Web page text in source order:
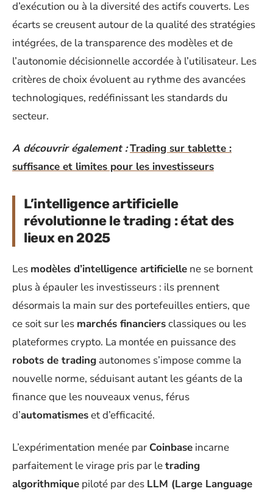
d’exécution ou à la diversité des actifs couverts. Les
écarts se creusent autour de la qualité des stratégies
intégrées, de la transparence des modèles et de
l’autonomie décisionnelle accordée à l’utilisateur. Les
critères de choix évoluent au rythme des avancées
technologiques, redéfinissant les standards du
secteur.
A découvrir également :Trading sur tablette :
suffisance et limites pour les investisseurs
L’intelligence artificielle
révolutionne le trading : état des
lieux en 2025
Les modèles d’intelligence artificielle ne se bornent
plus à épauler les investisseurs : ils prennent
désormais la main sur des portefeuilles entiers, que
ce soit sur les marchés financiersclassiques ou les
plateformes crypto. La montée en puissance des
robots de trading autonomes s’impose comme la
nouvelle norme, séduisant autant les géants de la
finance que les nouveaux venus, férus
d’automatismeset d’efficacité.
L’expérimentation menée par Coinbase incarne
parfaitement le virage pris par letrading
algorithmique piloté par des LLM (Large Language